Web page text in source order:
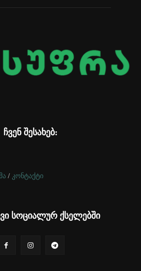
ჩვენ შესახებ:
/ კონტაქტი
სოციალურ ქსელებში